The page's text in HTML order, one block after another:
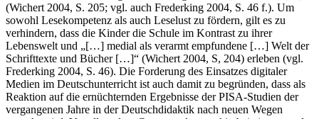
das Umfeld ihrer vielfältigen Medienangebote […] einbezieht […]“
(Wichert2004, S. 205; vgl. auch Frederking 2004, S. 46 f.). Um
sowohl Lesekompetenz als auch Leselust zu fördern, gilt es zu
verhindern, dass die Kinder die Schule im Kontrast zu ihrer
Lebenswelt und „[…] medial als verarmt empfundene […] Welt der
Schrifttexte und Bücher […]“ (Wichert2004 , S, 204) erleben (vgl.
Frederking2004, S. 46). Die Forderung des Einsatzes digitaler
Medien im Deutschunterricht ist auch damit zu begründen, dass als
Reaktion auf die ernüchternden Ergebnisse der PISA-Studien der